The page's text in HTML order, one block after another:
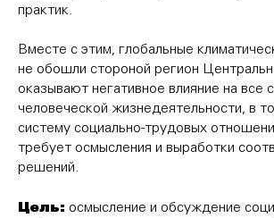
практик.
Вместе с этим, глобальные
не обошли стороной регион
оказывают негативное влияние на все
человеческой жизнедеятельности, в
систему социально-трудовых
требует осмысления и выработки
решений.
Цель: осмысление и обсуждение